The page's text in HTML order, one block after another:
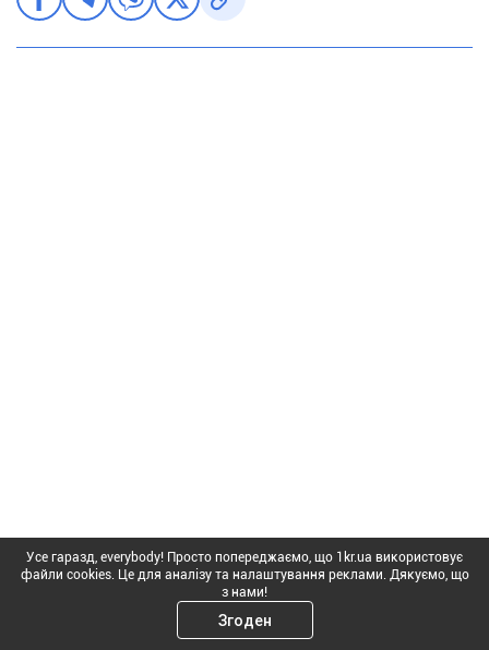
Усе гаразд, everybody! Просто попереджаємо, що 1kr.ua використовує
файли cookies. Це для аналізу та налаштування реклами. Дякуємо, що
з нами!
Згоден